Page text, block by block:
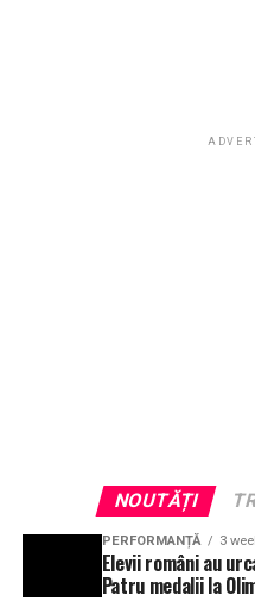
NOUTĂȚI
PERFORMANȚĂ 3
Elevii români au
Patru medalii la